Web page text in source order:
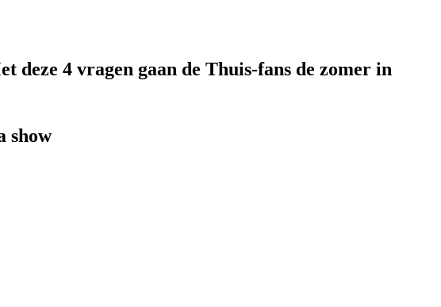
deze 4 vragen gaan de Thuis-fans de zomer in
show